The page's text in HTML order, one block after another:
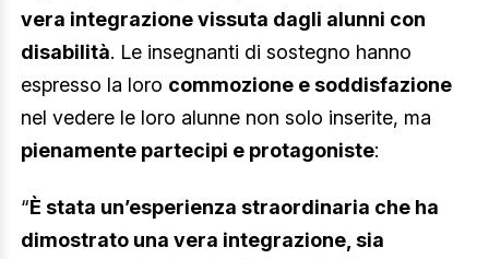
vera integrazione vissuta dagli alunni con
disabilità. Le insegnanti di sostegno hanno
espresso la loro commozione e soddisfazione
nel vedere le loro alunne non solo inserite, ma
pienamente partecipi e protagoniste:
“È stata un’esperienza straordinaria che ha
dimostrato una vera integrazione, sia